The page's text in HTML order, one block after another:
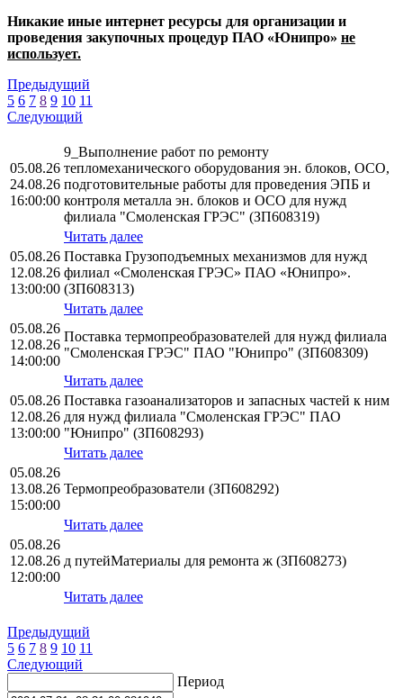
Никакие иные интернет ресурсы для организации и
проведения закупочных процедур ПАО «Юнипро» не
использует.
Предыдущий
5 6 7 8 9 10 11
Следующий
05.08.26
24.08.26
16:00:00
9_Выполнение работ по ремонту
тепломеханического оборудования эн. блоков, ОСО,
подготовительные работы для проведения ЭПБ и
контроля металла эн. блоков и ОСО для нужд
филиала "Смоленская ГРЭС" (ЗП608319)
Читать далее
05.08.26
12.08.26
13:00:00
Поставка Грузоподъемных механизмов для нужд
филиал «Смоленская ГРЭС» ПАО «Юнипро».
(ЗП608313)
Читать далее
05.08.26
12.08.26
14:00:00
Поставка термопреобразователей для нужд филиала
"Смоленская ГРЭС" ПАО "Юнипро" (ЗП608309)
Читать далее
05.08.26
12.08.26
13:00:00
Поставка газоанализаторов и запасных частей к ним
для нужд филиала "Смоленская ГРЭС" ПАО
"Юнипро" (ЗП608293)
Читать далее
05.08.26
13.08.26
15:00:00
Термопреобразователи (ЗП608292)
Читать далее
05.08.26
12.08.26
12:00:00
д путейМатериалы для ремонта ж (ЗП608273)
Читать далее
Предыдущий
5 6 7 8 9 10 11
Следующий
Период